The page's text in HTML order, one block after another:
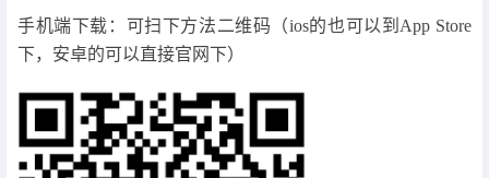
手机端下载：可扫下方法二维码（ios的也可以到App Store
下，安卓的可以直接官网下）